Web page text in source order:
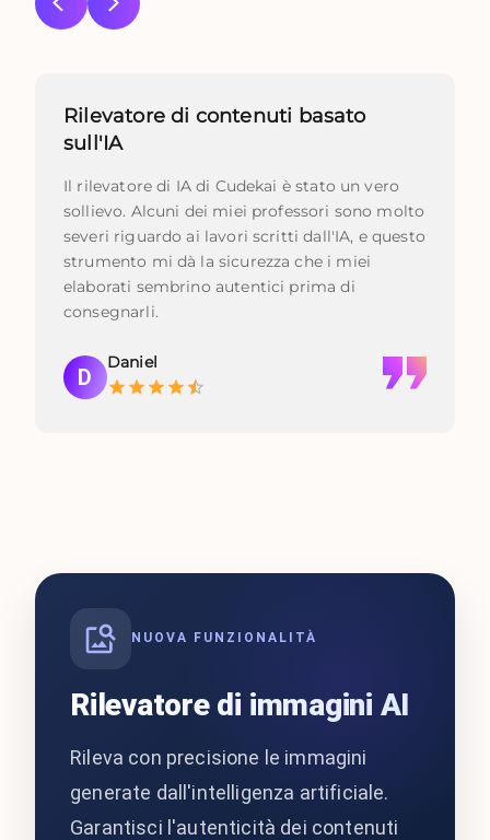
Rilevatore di contenuti basato
sull'IA
Il rilevatore di IA di Cudekai è stato un vero
sollievo. Alcuni dei miei professori sono molto
severi riguardo ai lavori scritti dall'IA, e questo
strumento mi dà la sicurezza che i miei
elaborati sembrino autentici prima di
consegnarli.
D
Daniel
NUOVA FUNZIONALITÀ
Rilevatore di immagini AI
Rileva con precisione le immagini
generate dall'intelligenza artificiale.
Garantisci l'autenticità dei contenuti